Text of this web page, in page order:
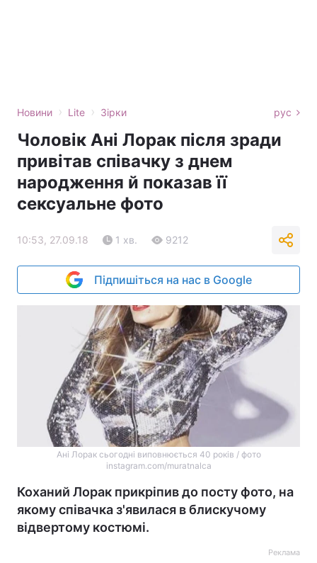
Новини › Lite › Зірки рус
Чоловік Ані Лорак після зради
привітав співачку з днем
народження й показав її
сексуальне фото
10:53, 27.09.18 1 хв. 9212
Підпишіться на нас в Google
Ані Лорак сьогодні виповнюється 40 років / фото
instagram.com/muratnalca
Коханий Лорак прикріпив до посту фото, на
якому співачка з'явилася в блискучому
відвертому костюмі.
Реклама